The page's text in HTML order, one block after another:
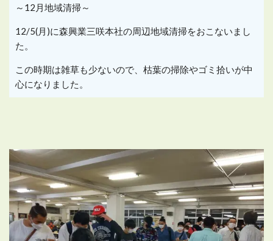
～12月地域清掃～
12/5(月)に森興業三咲本社の周辺地域清掃をおこないまし
た。
この時期は雑草も少ないので、枯葉の掃除やゴミ拾いが中
心になりました。